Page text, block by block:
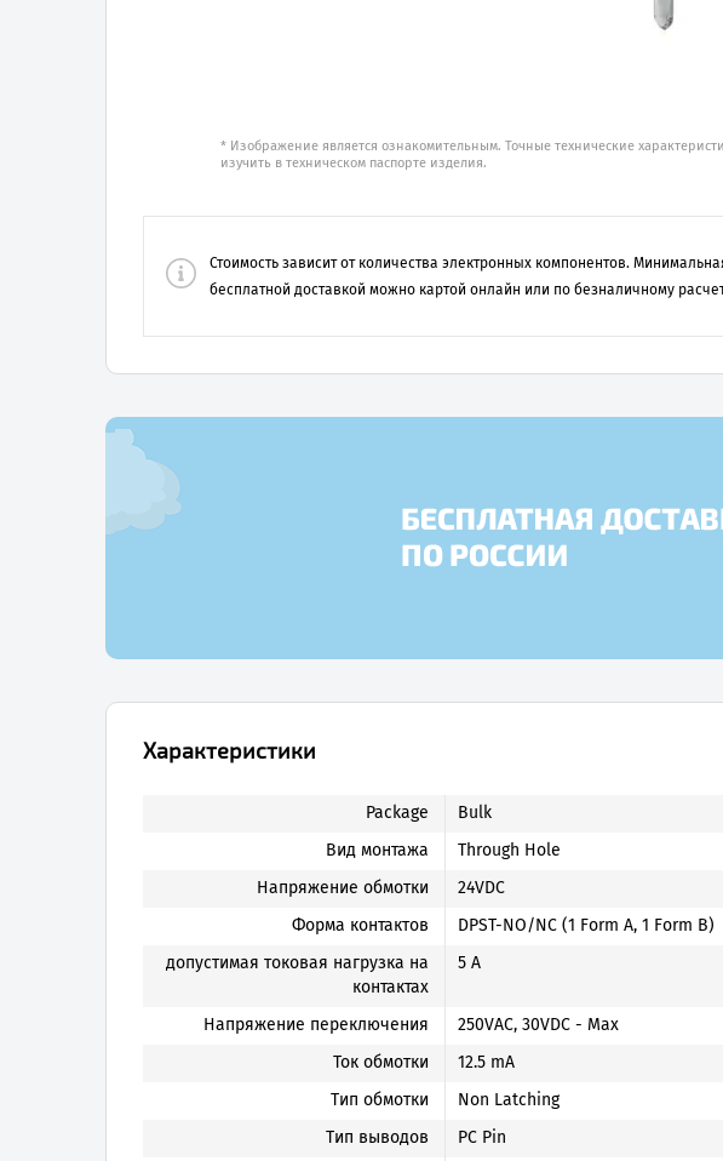
* Изображение является ознакомительным. Точные технические
изучить в техническом паспорте изделия.
Стоимость зависит от количества электронных компонентов.
бесплатной доставкой можно картой онлайн или по безналичному
Характеристики
Package
Bulk
Вид монтажа
Through Hole
Напряжение обмотки
24VDC
Форма контактов
DPST-NO/NC (1 Form A, 1 Form B)
допустимая токовая нагрузка на
контактах
5 A
Напряжение переключения
250VAC, 30VDC - Max
Ток обмотки
12.5 mA
Тип обмотки
Non Latching
Тип выводов
PC Pin